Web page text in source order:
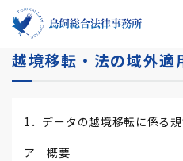
個人情報保護法令和
越境移転・法の域外適
1．データの越境移転に係る
ア 概要